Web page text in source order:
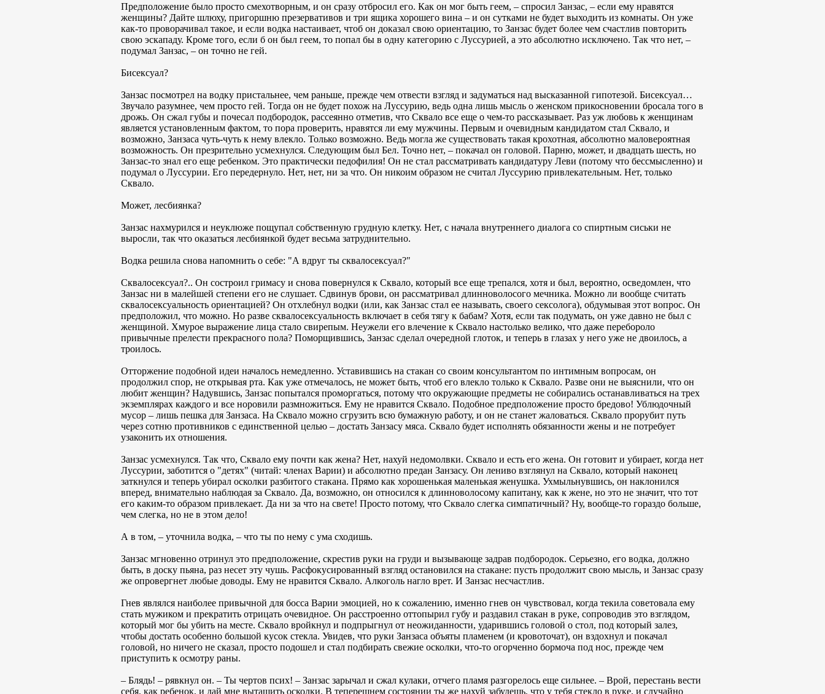
Предположение было просто смехотворным, и он сразу отбросил его. Как он мог быть геем, – спросил Занзас, – если ему нравятся
женщины? Дайте шлюху, пригоршню презервативов и три ящика хорошего вина – и он сутками не будет выходить из комнаты. Он уже
как-то проворачивал такое, и если водка настаивает, чтоб он доказал свою ориентацию, то Занзас будет более чем счастлив повторить
свою эскападу. Кроме того, если б он был геем, то попал бы в одну категорию с Луссурией, а это абсолютно исключено. Так что нет, –
подумал Занзас, – он точно не гей.
Бисексуал?
Занзас посмотрел на водку пристальнее, чем раньше, прежде чем отвести взгляд и задуматься над высказанной гипотезой. Бисексуал…
Звучало разумнее, чем просто гей. Тогда он не будет похож на Луссурию, ведь одна лишь мысль о женском прикосновении бросала того в
дрожь. Он сжал губы и почесал подбородок, рассеянно отметив, что Сквало все еще о чем-то рассказывает. Раз уж любовь к женщинам
является установленным фактом, то пора проверить, нравятся ли ему мужчины. Первым и очевидным кандидатом стал Сквало, и
возможно, Занзаса чуть-чуть к нему влекло. Только возможно. Ведь могла же существовать такая крохотная, абсолютно маловероятная
возможность. Он презрительно усмехнулся. Следующим был Бел. Точно нет, – покачал он головой. Парню, может, и двадцать шесть, но
Занзас-то знал его еще ребенком. Это практически педофилия! Он не стал рассматривать кандидатуру Леви (потому что бессмысленно) и
подумал о Луссурии. Его передернуло. Нет, нет, ни за что. Он никоим образом не считал Луссурию привлекательным. Нет, только
Сквало.
Может, лесбиянка?
Занзас нахмурился и неуклюже пощупал собственную грудную клетку. Нет, с начала внутреннего диалога со спиртным сиськи не
выросли, так что оказаться лесбиянкой будет весьма затруднительно.
Водка решила снова напомнить о себе: "А вдруг ты сквалосексуал?"
Сквалосексуал?.. Он состроил гримасу и снова повернулся к Сквало, который все еще трепался, хотя и был, вероятно, осведомлен, что
Занзас ни в малейшей степени его не слушает. Сдвинув брови, он рассматривал длинноволосого мечника. Можно ли вообще считать
сквалосексуальность ориентацией? Он отхлебнул водки (или, как Занзас стал ее называть, своего сексолога), обдумывая этот вопрос. Он
предположил, что можно. Но разве сквалосексуальность включает в себя тягу к бабам? Хотя, если так подумать, он уже давно не был с
женщиной. Хмурое выражение лица стало свирепым. Неужели его влечение к Сквало настолько велико, что даже перебороло
привычные прелести прекрасного пола? Поморщившись, Занзас сделал очередной глоток, и теперь в глазах у него уже не двоилось, а
троилось.
Отторжение подобной идеи началось немедленно. Уставившись на стакан со своим консультантом по интимным вопросам, он
продолжил спор, не открывая рта. Как уже отмечалось, не может быть, чтоб его влекло только к Сквало. Разве они не выяснили, что он
любит женщин? Надувшись, Занзас попытался проморгаться, потому что окружающие предметы не собирались останавливаться на трех
экземплярах каждого и все норовили размножиться. Ему не нравится Сквало. Подобное предположение просто бредово! Ублюдочный
мусор – лишь пешка для Занзаса. На Сквало можно сгрузить всю бумажную работу, и он не станет жаловаться. Сквало прорубит путь
через сотню противников с единственной целью – достать Занзасу мяса. Сквало будет исполнять обязанности жены и не потребует
узаконить их отношения.
Занзас усмехнулся. Так что, Сквало ему почти как жена? Нет, нахуй недомолвки. Сквало и есть его жена. Он готовит и убирает, когда нет
Луссурии, заботится о "детях" (читай: членах Варии) и абсолютно предан Занзасу. Он лениво взглянул на Сквало, который наконец
заткнулся и теперь убирал осколки разбитого стакана. Прямо как хорошенькая маленькая женушка. Ухмыльнувшись, он наклонился
вперед, внимательно наблюдая за Сквало. Да, возможно, он относился к длинноволосому капитану, как к жене, но это не значит, что тот
его каким-то образом привлекает. Да ни за что на свете! Просто потому, что Сквало слегка симпатичный? Ну, вообще-то гораздо больше,
чем слегка, но не в этом дело!
А в том, – уточнила водка, – что ты по нему с ума сходишь.
Занзас мгновенно отринул это предположение, скрестив руки на груди и вызывающе задрав подбородок. Серьезно, его водка, должно
быть, в доску пьяна, раз несет эту чушь. Расфокусированный взгляд остановился на стакане: пусть продолжит свою мысль, и Занзас сразу
же опровергнет любые доводы. Ему не нравится Сквало. Алкоголь нагло врет. И Занзас несчастлив.
Гнев являлся наиболее привычной для босса Варии эмоцией, но к сожалению, именно гнев он чувствовал, когда текила советовала ему
стать мужиком и прекратить отрицать очевидное. Он расстроенно оттопырил губу и раздавил стакан в руке, сопроводив это взглядом,
который мог бы убить на месте. Сквало вройкнул и подпрыгнул от неожиданности, ударившись головой о стол, под который залез,
чтобы достать особенно большой кусок стекла. Увидев, что руки Занзаса объяты пламенем (и кровоточат), он вздохнул и покачал
головой, но ничего не сказал, просто подошел и стал подбирать свежие осколки, что-то огорченно бормоча под нос, прежде чем
приступить к осмотру раны.
– Блядь! – рявкнул он. – Ты чертов псих! – Занзас зарычал и сжал кулаки, отчего пламя разгорелось еще сильнее. – Врой, перестань вести
себя, как ребенок, и дай мне вытащить осколки. В теперешнем состоянии ты же нахуй забудешь, что у тебя стекло в руке, и случайно